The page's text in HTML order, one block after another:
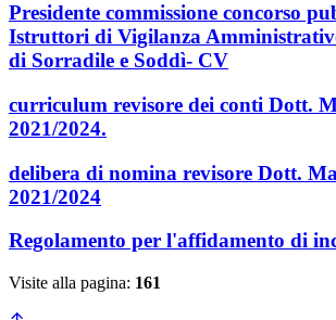
Presidente commissione concorso
Istruttori di Vigilanza
di Sorradile e Soddì- CV
curriculum revisore dei conti Dott.
2021/2024.
delibera di nomina revisore Dott.
2021/2024
Regolamento per l'affidamento di
Visite alla pagina: 161